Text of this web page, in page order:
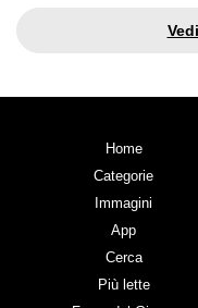
Home
Categorie
Immagini
App
Cerca
Più lette